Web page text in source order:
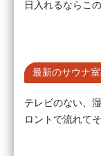
日入れるならこ
最新のサウナ室
テレビのない、
ロントで流れて